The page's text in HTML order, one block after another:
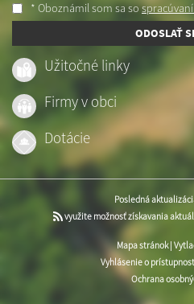
* Oboznámil som sa so
ODOSLAŤ
Užitočné linky
Firmy v obci
Dotácie
Posledná
využite možnosť získavania
Mapa stránok|
Vyhlásenie o
Ochrana